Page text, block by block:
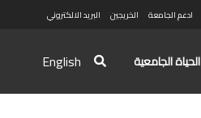
ادعم الجامعة الخريجين البريد الالكتروني
الحياة الجامعية English